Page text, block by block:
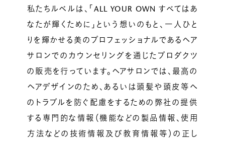
私たちルベルは、「ALL YOUR OWN すべてはあ
なたが輝くために」という想いのもと、一人ひと
りを輝かせる美のプロフェッショナルであるヘア
サロンでのカウンセリングを通じたプロダクツ
の販売を行っています。ヘアサロンでは、最高の
ヘアデザインのため、あるいは頭髪や頭皮等へ
のトラブルを防ぐ配慮をするための弊社の提供
する専門的な情報（機能などの製品情報、使用
方法などの技術情報及び教育情報等）の正し